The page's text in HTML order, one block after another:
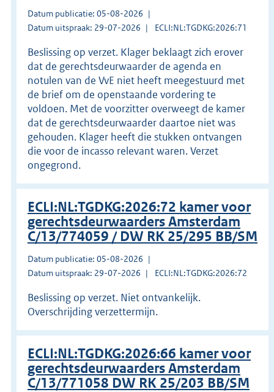
Datum publicatie: 05-08-2026
Datum uitspraak: 29-07-2026
ECLI:NL:TGDKG:2026:71
Beslissing op verzet. Klager beklaagt zich erover
dat de gerechtsdeurwaarder de agenda en
notulen van de VvE niet heeft meegestuurd met
de brief om de openstaande vordering te
voldoen. Met de voorzitter overweegt de kamer
dat de gerechtsdeurwaarder daartoe niet was
gehouden. Klager heeft die stukken ontvangen
die voor de incasso relevant waren. Verzet
ongegrond.
ECLI:NL:TGDKG:2026:72 kamer voor
gerechtsdeurwaarders Amsterdam
C/13/774059 / DW RK 25/295 BB/SM
Datum publicatie: 05-08-2026
Datum uitspraak: 29-07-2026
ECLI:NL:TGDKG:2026:72
Beslissing op verzet. Niet ontvankelijk.
Overschrijding verzettermijn.
ECLI:NL:TGDKG:2026:66 kamer voor
gerechtsdeurwaarders Amsterdam
C/13/771058 DW RK 25/203 BB/SM